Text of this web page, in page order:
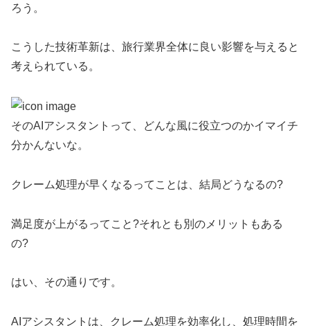
ろう。
こうした技術革新は、旅行業界全体に良い影響を与えると
考えられている。
そのAIアシスタントって、どんな風に役立つのかイマイチ
分かんないな。
クレーム処理が早くなるってことは、結局どうなるの?
満足度が上がるってこと?それとも別のメリットもある
の?
はい、その通りです。
AIアシスタントは、クレーム処理を効率化し、処理時間を